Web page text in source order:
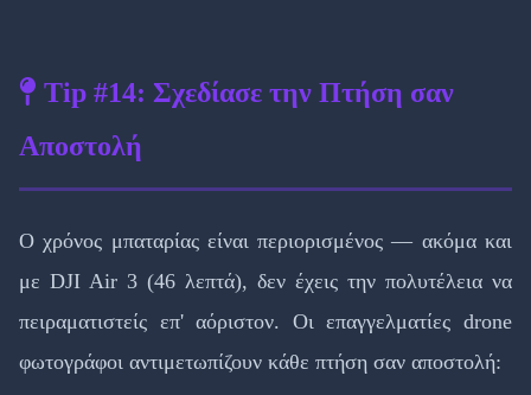
Tip #14: Σχεδίασε την Πτήση σαν
Αποστολή
Ο χρόνος μπαταρίας είναι περιορισμένος — ακόμα και
με DJI Air 3 (46 λεπτά), δεν έχεις την πολυτέλεια να
πειραματιστείς επ' αόριστον. Οι επαγγελματίες drone
φωτογράφοι αντιμετωπίζουν κάθε πτήση σαν αποστολή: